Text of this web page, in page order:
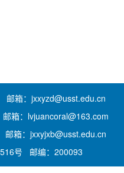
箱：jxxyzd@usst.edu.cn
箱：lvjuancoral@163.com
箱：jxxyjxb@usst.edu.cn
号 邮编：200093